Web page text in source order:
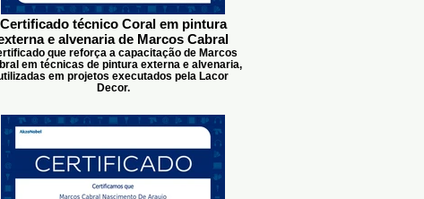
Certificado técnico Coral em pintura
e alvenaria de Marcos Cabral
que reforça a capacitação de Marcos
em técnicas de pintura externa e alvenaria,
em projetos executados pela Lacor
Decor.